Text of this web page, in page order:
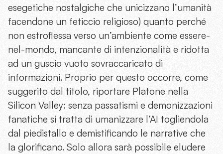
esegetiche nostalgiche che unicizzano l’umanità
facendone un feticcio religioso) quanto perché
non estroflessa verso un’ambiente come essere-
nel-mondo, mancante di intenzionalità e ridotta
ad un guscio vuoto sovraccaricato di
informazioni. Proprio per questo occorre, come
suggerito dal titolo, riportare Platone nella
Silicon Valley: senza passatismi e demonizzazioni
fanatiche si tratta di umanizzare l’AI togliendola
dal piedistallo e demistificando le narrative che
la glorificano. Solo allora sarà possibile eludere